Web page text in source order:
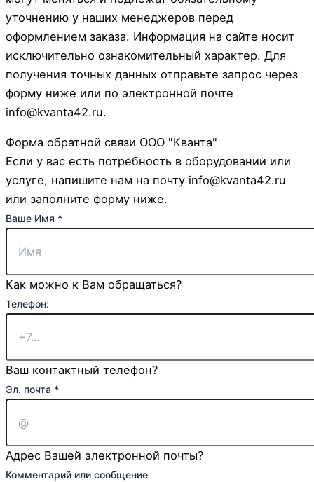
уточнению у наших менеджеров перед
оформлением заказа. Информация на сайте носит
исключительно ознакомительный характер. Для
получения точных данных отправьте запрос через
форму ниже или по электронной почте
info@kvanta42.ru.
Форма обратной связи ООО "Кванта"
Если у вас есть потребность в оборудовании или
услуге, напишите нам на почту info@kvanta42.ru
или заполните форму ниже.
Ваше Имя *
Как можно к Вам обращаться?
Телефон:
Ваш контактный телефон?
Эл. почта *
Адрес Вашей электронной почты?
Комментарий или сообщение